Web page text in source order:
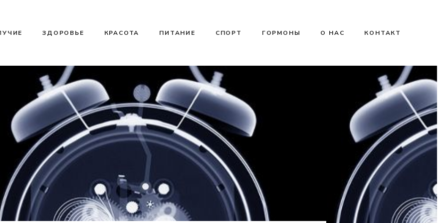
ЗДОРОВЬЕ КРАСОТА ПИТАНИЕ СПОРТ ГОРМОНЫ О НАС КОНТАКТ